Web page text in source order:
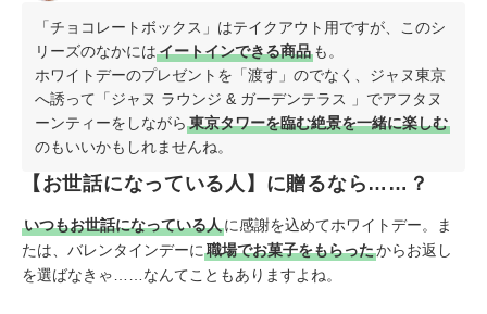
「チョコレートボックス」はテイクアウト用ですが、このシ
リーズのなかにはイートインできる商品 も。
ホワイトデーのプレゼントを「渡す」のでなく、ジャヌ東京
へ誘って「ジャヌ ラウンジ & ガーデンテラス 」でアフタヌ
ーンティーをしながら 東京タワーを臨む絶景を一緒に楽しむ
のもいいかもしれませんね。
【お世話になっている人】に贈るなら……？
いつもお世話になっている人に感謝を込めてホワイトデー。ま
たは、バレンタインデーに職場でお菓子をもらったからお返し
を選ばなきゃ……なんてこともありますよね。